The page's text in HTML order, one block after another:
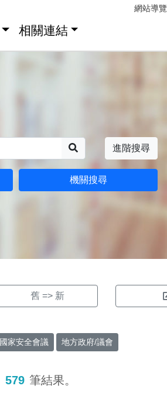
網站導覽
相關連結
進階搜尋
機關搜尋
舊 => 新
國家安全會議 地方政府/議會
579 筆結果。